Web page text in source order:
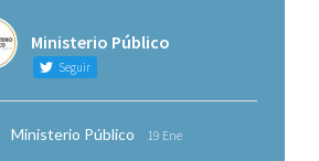
Ministerio Público
Seguir
Ministerio Público 19 Ene